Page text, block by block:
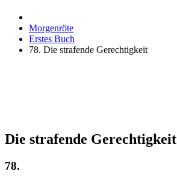
Morgenröte
Erstes Buch
78. Die strafende Gerechtigkeit
Die strafende Gerechtigkeit
78.